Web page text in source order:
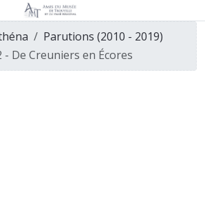
Parutions (2010 - 2019)
- De Creuniers en Écores